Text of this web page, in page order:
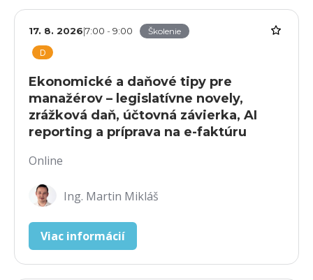
17. 8. 2026|7:00 - 9:00 Školenie
D
Ekonomické a daňové tipy pre
manažérov – legislatívne novely,
zrážková daň, účtovná závierka, AI
reporting a príprava na e-faktúru
Online
Ing. Martin Mikláš
Viac informácií